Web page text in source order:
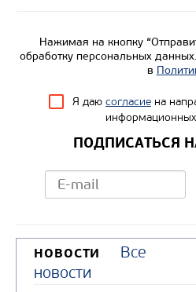
Экологический класс
Вместимость кузова, м3
Нажимая на кнопку
обработку персональных
в
Я даю согласие на
ПОДПИСАТЬСЯ
НОВОСТИ
Все
новости